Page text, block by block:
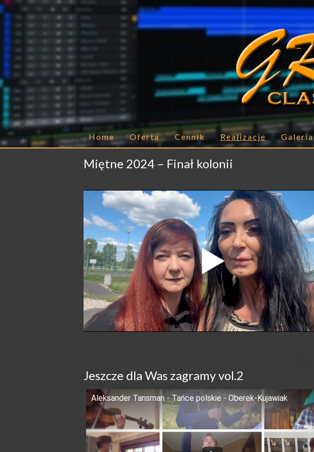
Home Oferta Cennik Realizacje Galeria
Miętne 2024 – Finał kolonii
Jeszcze dla Was zagramy vol.2
Aleksander Tansman - Tańce polskie - Oberek-Kujawiak